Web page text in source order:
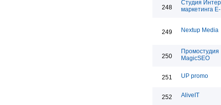
248
Студия
маркетинга
249 Nextup Media
250
Промостудия
MagicSEO
251 UP promo
252 AliveIT